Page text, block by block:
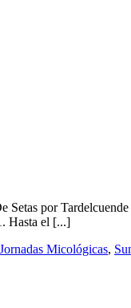
por
Hasta el [...]
Jornadas Micológicas,